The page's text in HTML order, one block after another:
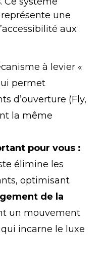
une
aux
à levier «
permet
d’ouverture (Fly,
la même
pour vous :
élimine les
optimisant
de la
un mouvement
incarne le luxe